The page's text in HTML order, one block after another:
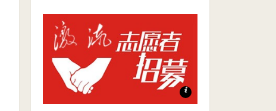
志愿者招募